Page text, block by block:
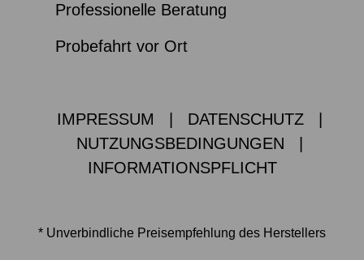
Professionelle Beratung
Probefahrt vor Ort
IMPRESSUM DATENSCHUTZ
NUTZUNGSBEDINGUNGEN
INFORMATIONSPFLICHT
* Unverbindliche Preisempfehlung des Herstellers